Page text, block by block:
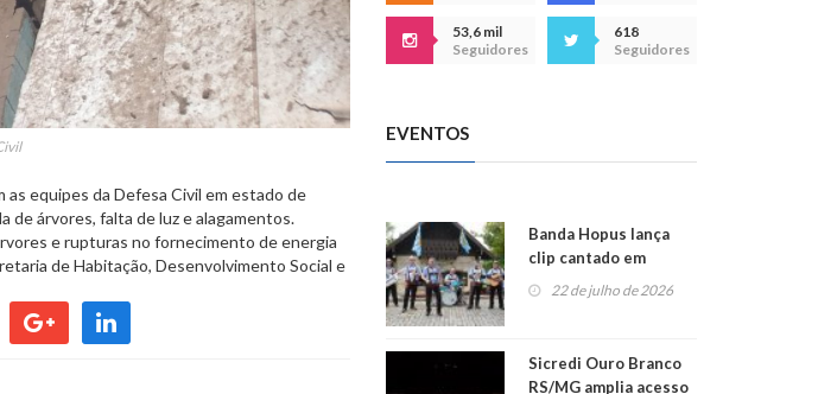
equipes da Defesa Civil em estado de
árvores, falta de luz e alagamentos.
e rupturas no fornecimento de energia
de Habitação, Desenvolvimento Social e
53,6 mil
Seguidores
618
Seguidores
EVENTOS
Banda Hopus lança
clip cantado em
alemão e inglês
22 de julho de 2026
Sicredi Ouro Branco
RS/MG amplia acesso